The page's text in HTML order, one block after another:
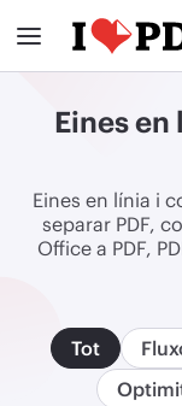
Eines
Eines en línia i
separar PDF,
Office a PDF,
Tot